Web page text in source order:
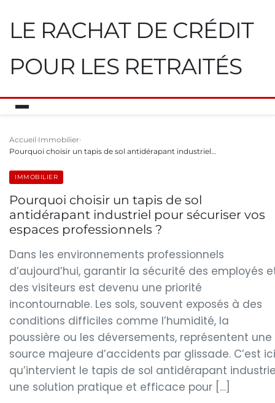
LE RACHAT DE CRÉDIT
POUR LES RETRAITÉS
Accueil Immobilier
Pourquoi choisir un tapis de sol antidérapant industriel…
IMMOBILIER
Pourquoi choisir un tapis de sol
antidérapant industriel pour sécuriser vos
espaces professionnels ?
Dans les environnements professionnels
d’aujourd’hui, garantir la sécurité des employés
des visiteurs est devenu une priorité
incontournable. Les sols, souvent exposés à des
conditions difficiles comme l’humidité, la
poussière ou les déversements, représentent une
source majeure d’accidents par glissade. C’est ici
qu’intervient le tapis de sol antidérapant
une solution pratique et efficace pour […]